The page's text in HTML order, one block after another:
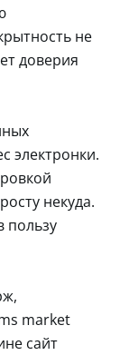
не
доверия
электронки.
некуда.
пользу
market
сайт